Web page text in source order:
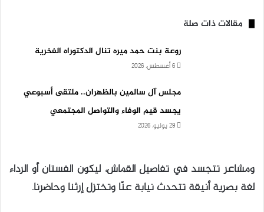
مقالات ذات صلة
روعة بنت حمد ميره تنال الدكتوراه الفخرية
6 أغسطس، 2026
مجلس آل سالمين بالظهران.. ملتقى أسبوعي
يجسد قيم الوفاء والتواصل المجتمعي
29 يوليو، 2026
ومشاعر تتجسد في تفاصيل القماش، ليكون الفستان أو الرداء
لغة بصرية أنيقة تتحدث نيابة عنّا وتختزل إرثنا وحاضرنا.